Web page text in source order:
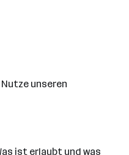
unseren
ist erlaubt und was